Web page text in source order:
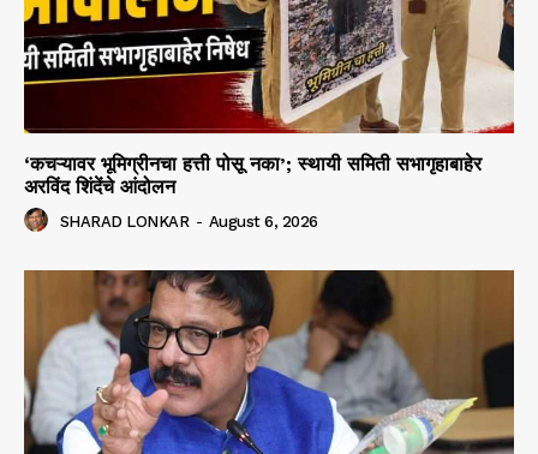
‘कचऱ्यावर भूमिग्रीनचा हत्ती पोसू नका’; स्थायी समिती सभागृहाबाहेर
अरविंद शिंदेंचे आंदोलन
SHARAD LONKAR - August 6, 2026